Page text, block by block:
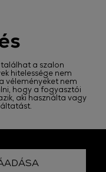
a szalon
hitelessége nem
véleményeket nem
hogy a fogyasztói
aki használta vagy